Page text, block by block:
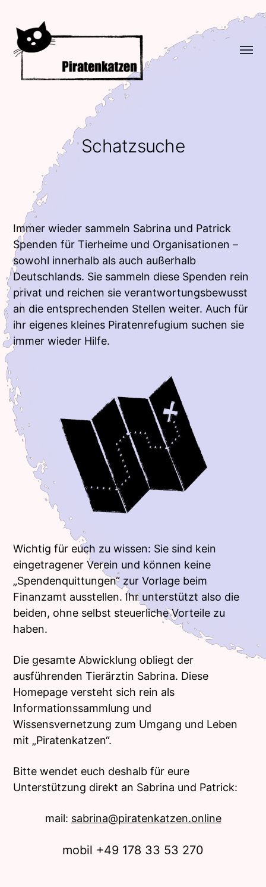
Piratenkatzen
Menü
Schatzsuche
Immer wieder sammeln Sabrina und Patrick
Spenden für Tierheime und Organisationen –
sowohl innerhalb als auch außerhalb
Deutschlands. Sie sammeln diese Spenden rein
privat und reichen sie verantwortungsbewusst
an die entsprechenden Stellen weiter. Auch für
ihr eigenes kleines Piratenrefugium suchen sie
immer wieder Hilfe.
Wichtig für euch zu wissen: Sie sind kein
eingetragener Verein und können keine
„Spendenquittungen“ zur Vorlage beim
Finanzamt ausstellen. Ihr unterstützt also die
beiden, ohne selbst steuerliche Vorteile zu
haben.
Die gesamte Abwicklung obliegt der
ausführenden Tierärztin Sabrina. Diese
Homepage versteht sich rein als
Informationssammlung und
Wissensvernetzung zum Umgang und Leben
mit „Piratenkatzen“.
Bitte wendet euch deshalb für eure
Unterstützung direkt an Sabrina und Patrick:
mail: sabrina@piratenkatzen.online
mobil +49 178 33 53 270